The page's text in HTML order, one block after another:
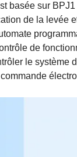
basée sur
de la levée
de
le système